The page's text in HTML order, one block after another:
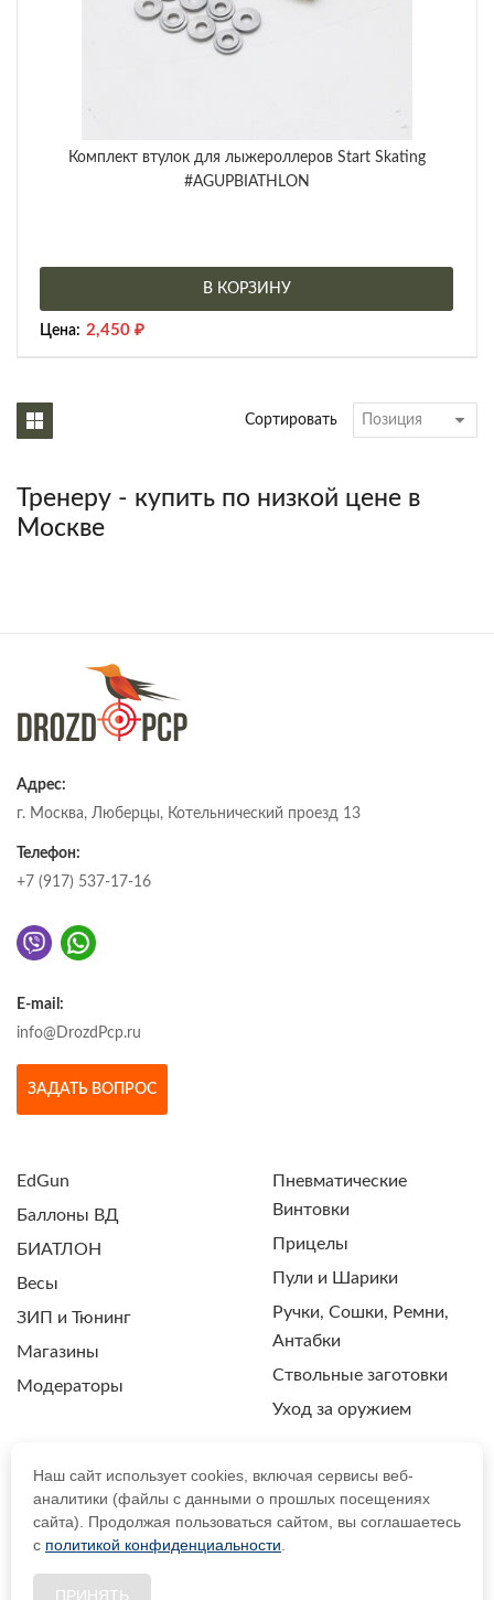
Комплект втулок для лыжероллеров Start Skating
#AGUPBIATHLON
В КОРЗИНУ
Цена: 2,450 ₽
Сортировать
Тренеру - купить по низкой цене в
Москве
Адрес:
г. Москва, Люберцы, Котельнический проезд 13
Телефон:
+7 (917) 537-17-16
E-mail:
info@DrozdPcp.ru
ЗАДАТЬ ВОПРОС
EdGun
Баллоны ВД
БИАТЛОН
Весы
ЗИП и Тюнинг
Магазины
Модераторы
Пневматические
Винтовки
Прицелы
Пули и Шарики
Ручки, Сошки, Ремни,
Антабки
Ствольные заготовки
Уход за оружием
ПОЛИТИКА КОНФИДЕНЦИАЛЬНОСТИ
Наш сайт использует cookies, включая сервисы веб-
аналитики (файлы с данными о прошлых посещениях
сайта). Продолжая пользоваться сайтом, вы соглашаетесь
с политикой конфиденциальности
ПРИНЯТЬ